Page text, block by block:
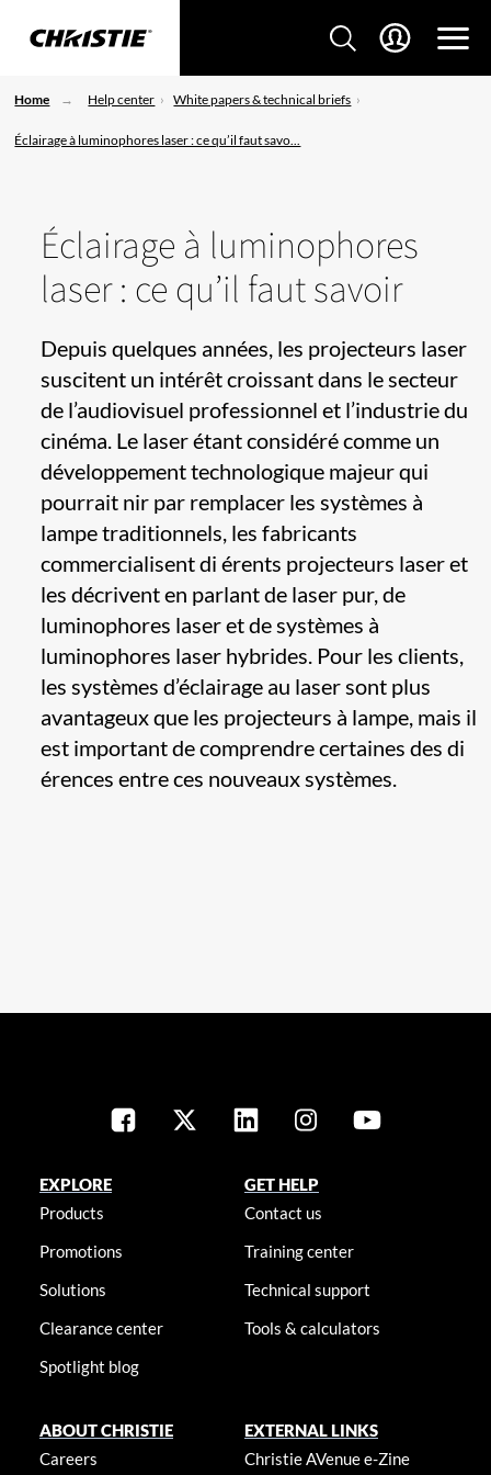
Home Help center White papers & technical briefs
Éclairage à luminophores laser : ce qu’il faut savo...
Éclairage à luminophores
laser : ce qu’il faut savoir
Depuis quelques années, les projecteurs laser
suscitent un intérêt croissant dans le secteur
de l’audiovisuel professionnel et l’industrie du
cinéma. Le laser étant considéré comme un
développement technologique majeur qui
pourrait nir par remplacer les systèmes à
lampe traditionnels, les fabricants
commercialisent di érents projecteurs laser et
les décrivent en parlant de laser pur, de
luminophores laser et de systèmes à
luminophores laser hybrides. Pour les clients,
les systèmes d’éclairage au laser sont plus
avantageux que les projecteurs à lampe, mais il
est important de comprendre certaines des di
érences entre ces nouveaux systèmes.
EXPLORE
Products
Promotions
Solutions
Clearance center
Spotlight blog
GET HELP
Contact us
Training center
Technical support
Tools & calculators
ABOUT CHRISTIE
Careers
EXTERNAL LINKS
Christie AVenue e-Zine